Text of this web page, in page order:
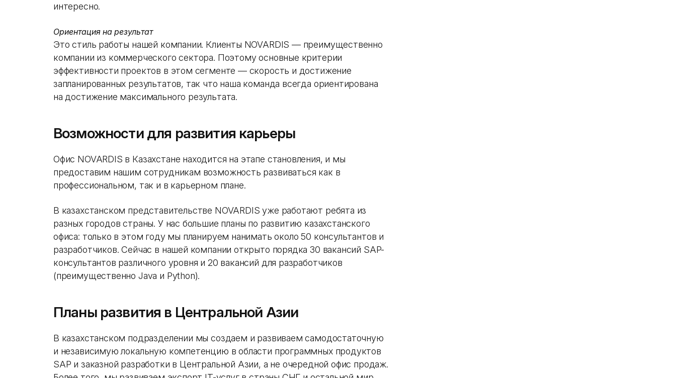
интересно.
Ориентация на результат
Это стиль работы нашей компании. Клиенты NOVARDIS — преимущественно
компании из коммерческого сектора. Поэтому основные критерии
эффективности проектов в этом сегменте — скорость и достижение
запланированных результатов, так что наша команда всегда ориентирована
на достижение максимального результата.
Возможности для развития карьеры
Офис NOVARDIS в Казахстане находится на этапе становления, и мы
предоставим нашим сотрудникам возможность развиваться как в
профессиональном, так и в карьерном плане.
В казахстанском представительстве NOVARDIS уже работают ребята из
разных городов страны. У нас большие планы по развитию казахстанского
офиса: только в этом году мы планируем нанимать около 50 консультантов и
разработчиков. Сейчас в нашей компании открыто порядка 30 вакансий SAP-
консультантов различного уровня и 20 вакансий для разработчиков
(преимущественно Java и Python).
Планы развития в Центральной Азии
В казахстанском подразделении мы создаем и развиваем самодостаточную
и независимую локальную компетенцию в области программных продуктов
SAP и заказной разработки в Центральной Азии, а не очередной офис продаж.